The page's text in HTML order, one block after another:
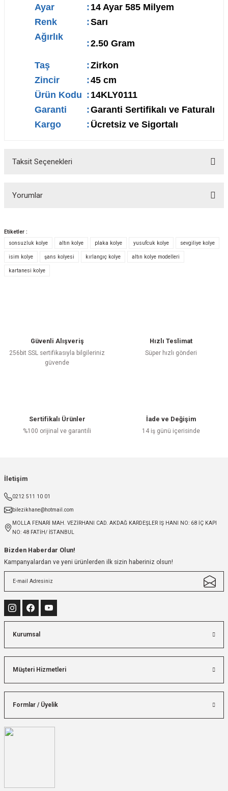
Ayar
: 14 Ayar 585 Milyem
Renk
:Sarı
Ağırlık
:2.50 Gram
Taş :Zirkon
Zincir
:45 cm
Ürün Kodu : 14KLY0111
Garanti
:Garanti Sertifikalı ve Faturalı
Kargo
: Ücretsiz ve Sigortalı
Taksit Seçenekleri
Yorumlar
Bu ürüne ilk yorumu siz yapın!
Etiketler :
sonsuzluk kolye
altın kolye plaka kolye yusufcuk kolye sevgiliye kolye
isim kolye şans kolyesi kırlangıç kolye altın kolye modelleri
kartanesi kolye
Güvenli Alışveriş
256bit SSL sertifikasıyla bilgileriniz
güvende
Hızlı Teslimat
Süper hızlı gönderi
Sertifikalı Ürünler
%100 orijinal ve garantili
İade ve Değişim
14 iş günü içerisinde
İletişim
0212 511 10 01
bilezikhane@hotmail.com
MOLLA FENARİ MAH. VEZİRHANI CAD. AKDAĞ KARDEŞLER IŞ HANI NO: 68 İÇ KAPI
NO: 48 FATİH/ İSTANBUL
Bizden Haberdar Olun!
Kampanyalardan ve yeni ürünlerden ilk sizin haberiniz olsun!
Kurumsal
Müşteri Hizmetleri
Formlar / Üyelik